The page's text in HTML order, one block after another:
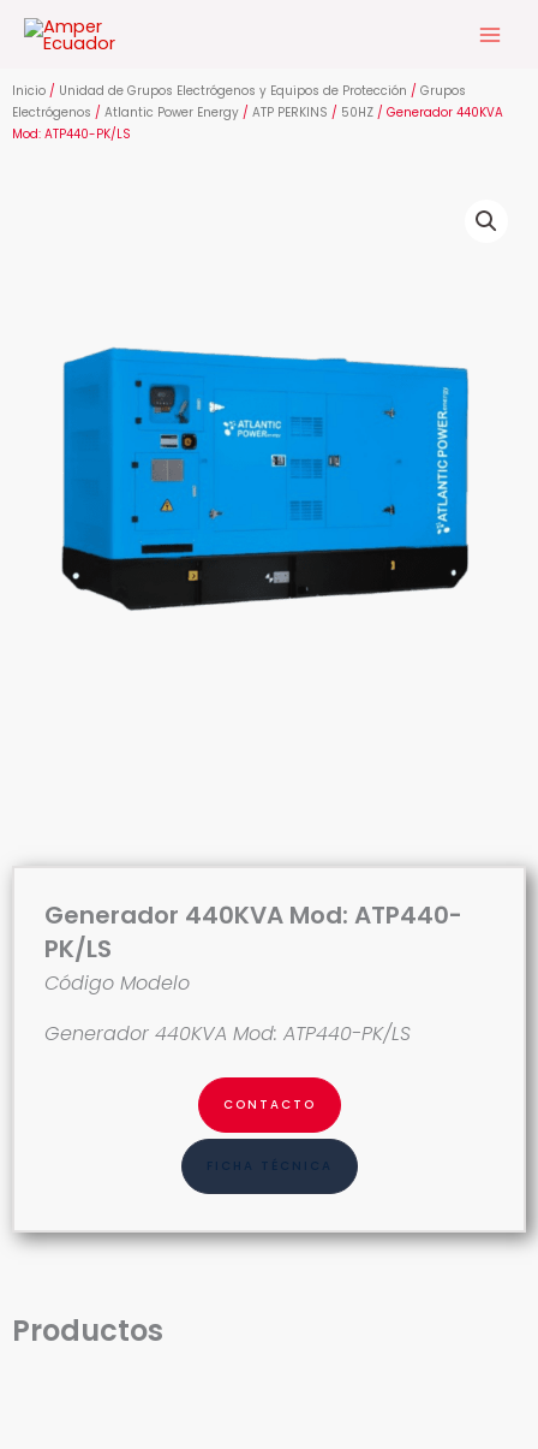
contenido
Inicio / Unidad de Grupos Electrógenos y Equipos de Protección / Grupos
Electrógenos / Atlantic Power Energy / ATP PERKINS / 50HZ / Generador 440KVA
Mod: ATP440-PK/LS
Generador 440KVA Mod: ATP440-
PK/LS
Código Modelo
Generador 440KVA Mod: ATP440-PK/LS
CONTACTO
FICHA TÉCNICA
Productos